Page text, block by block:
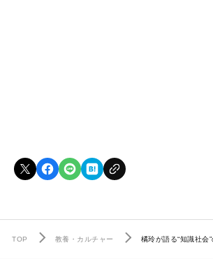
TOP 教養・カルチャー 橘玲が語る“知識社